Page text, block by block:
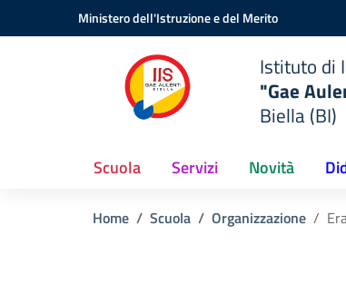
Vai ai contenuti
Vai al menu di navigazioneMinistero dell'Istruzione e del Merito
Istituto di
"Gae
Biella (BI)
Scuola Servizi Novità
Home Scuola Organizzazione